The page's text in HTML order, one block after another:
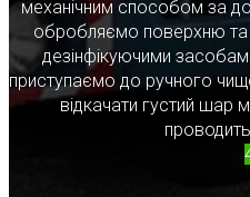
механічним способом за
обробляємо поверхню та
дезінфікуючими
приступаємо до ручного
відкачати густий шар